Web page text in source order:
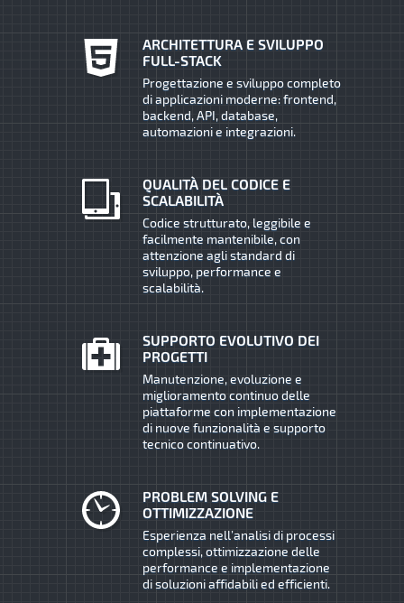
ARCHITETTURA E SVILUPPO
FULL-STACK
Progettazione e sviluppo completo
di applicazioni moderne: frontend,
backend, API, database,
automazioni e integrazioni.
QUALITÀ DEL CODICE E
SCALABILITÀ
Codice strutturato, leggibile e
facilmente mantenibile, con
attenzione agli standard di
sviluppo, performance e
scalabilità.
SUPPORTO EVOLUTIVO DEI
PROGETTI
Manutenzione, evoluzione e
miglioramento continuo delle
piattaforme con implementazione
di nuove funzionalità e supporto
tecnico continuativo.
PROBLEM SOLVING E
OTTIMIZZAZIONE
Esperienza nell’analisi di processi
complessi, ottimizzazione delle
performance e implementazione
di soluzioni affidabili ed efficienti.